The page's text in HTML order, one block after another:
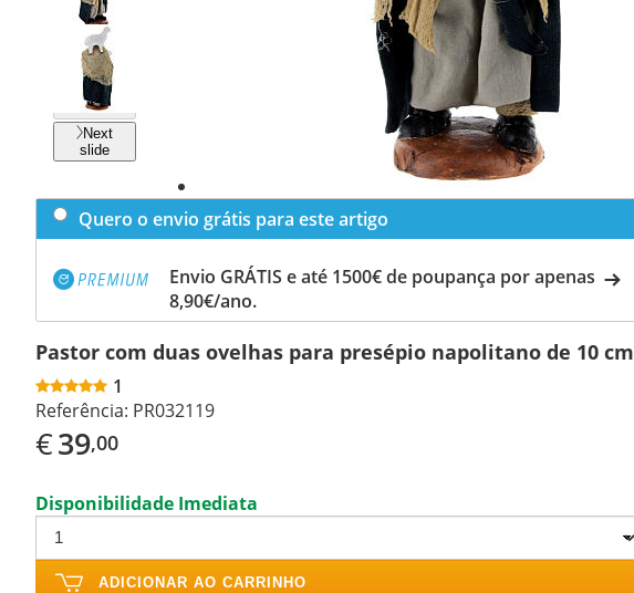
Previous
slide
Next
slide
Quero o envio grátis para este artigo
Envio GRÁTIS e até 1500€ de poupança por apenas
8,90€/ano.
Pastor com duas ovelhas para presépio napolitano de 10 cm
1
Referência: PR032119
€39,00
Disponibilidade Imediata
ADICIONAR AO CARRINHO